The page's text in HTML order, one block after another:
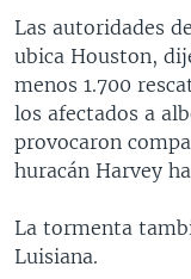
Las autoridades
ubica Houston,
menos 1.700
los afectados a
provocaron
huracán Harvey
La tormenta
Luisiana.